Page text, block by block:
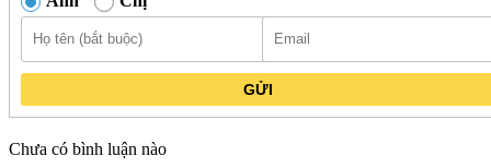
Lavabo CAESAR L2220 Treo Tườngvới thiết kế tinh tế,
sang trọng cùng tính năng tiện dụng sẽ mang đến cho bạn trải
nghiệm đẳng cấp và nâng tầm không gian phòng tắm. Hãy liên
ngay hôm nay để sở hữu sản phẩm chính
hãng với mức giá tốt nhất!
Danh mục: Thiết Bị Vệ Sinh
GỬI
Chưa có bình luận nào